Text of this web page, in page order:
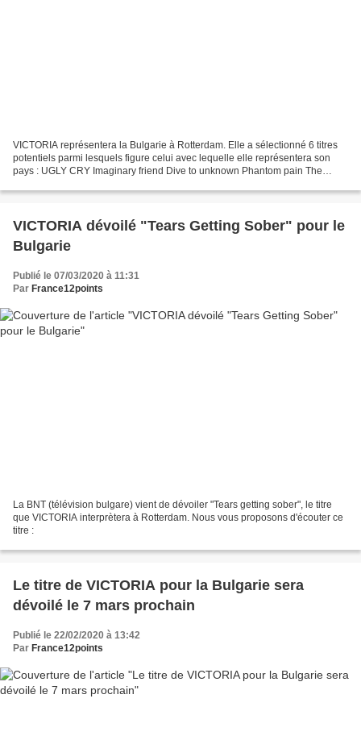
VICTORIA représentera la Bulgarie à Rotterdam. Elle a sélectionné 6 titres
potentiels parmi lesquels figure celui avec lequelle elle représentera son
pays : UGLY CRY Imaginary friend Dive to unknown Phantom pain The
VICTORIA dévoilé "Tears Getting Sober" pour le
Bulgarie
Publié le 07/03/2020 à 11:31
Par France12points
La BNT (télévision bulgare) vient de dévoiler "Tears getting sober", le titre
que VICTORIA interprètera à Rotterdam. Nous vous proposons d'écouter ce
titre :
Le titre de VICTORIA pour la Bulgarie sera
dévoilé le 7 mars prochain
Publié le 22/02/2020 à 13:42
Par France12points